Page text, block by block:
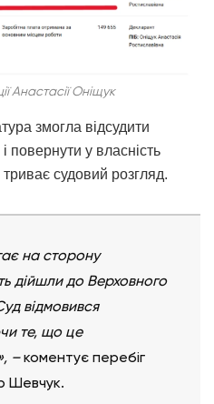
Анастасії Оніщук
змогла відсудити
повернути у власність
судовий розгляд.
на сторону
дійшли до Верховного
відмовився
те, що це
–коментує перебіг
Шевчук.